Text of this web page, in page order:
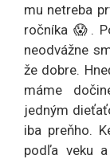
mu netreba
ročníka 😱.
neodvážne
že dobre.
máme
jedným
iba preňho.
podľa veku